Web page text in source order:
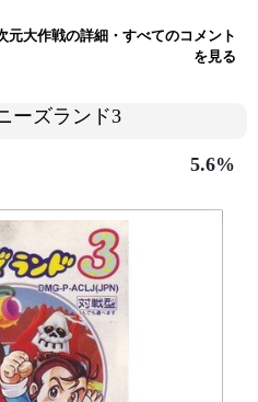
元大作戦の詳細・すべてのコメント
を見る
ーズランド3
5.6%